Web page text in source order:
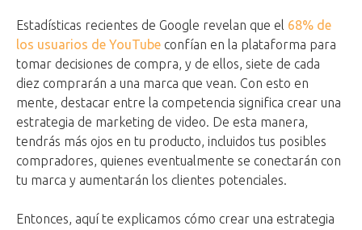
Estadísticas recientes de Google revelan que el 68% de
los usuarios de YouTube confían en la plataforma para
tomar decisiones de compra, y de ellos, siete de cada
diez comprarán a una marca que vean. Con esto en
mente, destacar entre la competencia significa crear una
estrategia de marketing de video. De esta manera,
tendrás más ojos en tu producto, incluidos tus posibles
compradores, quienes eventualmente se conectarán con
tu marca y aumentarán los clientes potenciales.
Entonces, aquí te explicamos cómo crear una estrategia